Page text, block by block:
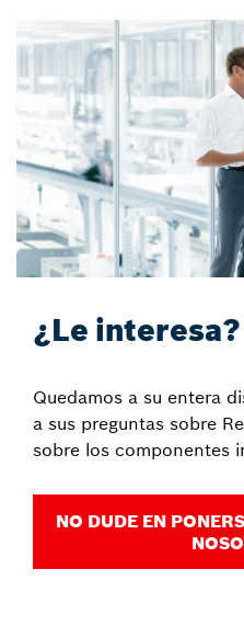
¿Le interesa?
Quedamos a su entera
a sus preguntas sobre
sobre los componentes
NO DUDE EN